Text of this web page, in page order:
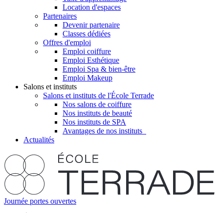
Location d'espaces
Partenaires
Devenir partenaire
Classes dédiées
Offres d'emploi
Emploi coiffure
Emploi Esthétique
Emploi Spa & bien-être
Emploi Makeup
Salons et instituts
Salons et instituts de l'École Terrade
Nos salons de coiffure
Nos instituts de beauté
Nos instituts de SPA
Avantages de nos instituts
Actualités
Journée portes ouvertes